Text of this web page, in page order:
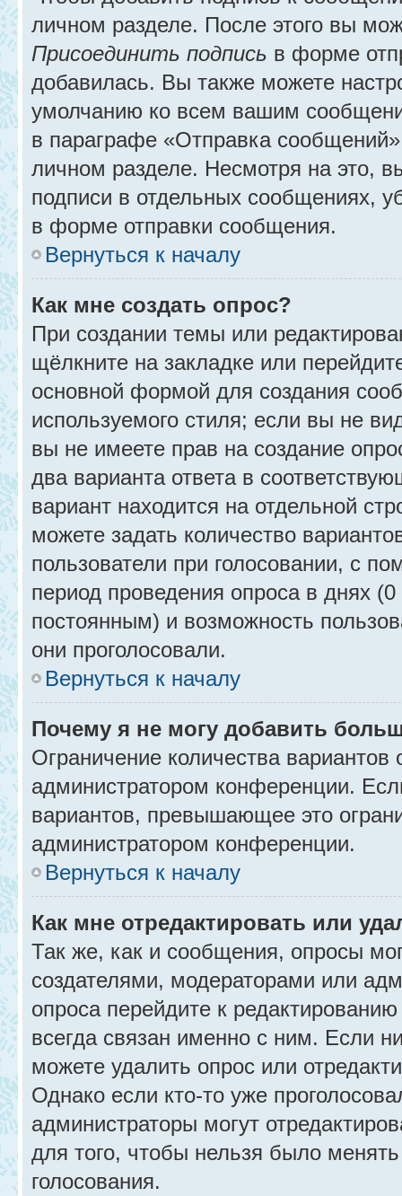
личном разделе. После этого вы
Присоединить подпись в форме
добавилась. Вы также можете
умолчанию ко всем вашим
в параграфе «Отправка
личном разделе. Несмотря на это,
подписи в отдельных сообщениях,
в форме отправки сообщения.
Вернуться к началу
Как мне создать опрос?
При создании темы или
щёлкните на закладке или
основной формой для создания
используемого стиля; если вы не
вы не имеете прав на создание
два варианта ответа в
вариант находится на отдельной
можете задать количество
пользователи при голосовании, с
период проведения опроса в днях (0
постоянным) и возможность
они проголосовали.
Вернуться к началу
Почему я не могу добавить
Ограничение количества вариантов
администратором конференции.
вариантов, превышающее это
администратором конференции.
Вернуться к началу
Как мне отредактировать или
Так же, как и сообщения, опросы
создателями, модераторами или
опроса перейдите к
всегда связан именно с ним. Если
можете удалить опрос или
Однако если кто-то уже
администраторы могут
для того, чтобы нельзя было
голосования.